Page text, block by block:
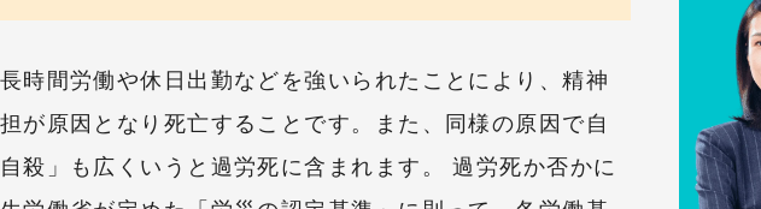
時間労働や休日出勤などを強いられたことにより、精神
が原因となり死亡することです。また、同様の原因で自
殺」も広くいうと過労死に含まれます。 過労死か否かに